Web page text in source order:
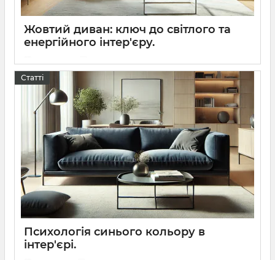
Жовтий диван: ключ до світлого та
енергійного інтер'єру.
Ключ до світлого та енергійного інтер'єру.
Статті
Психологія синього кольору в
інтер'єрі.